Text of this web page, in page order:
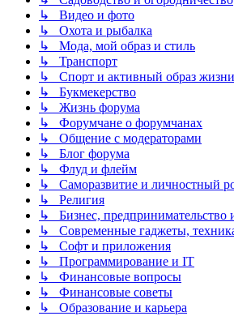
↳ Видео и фото
↳ Охота и рыбалка
↳ Мода, мой образ и стиль
↳ Транспорт
↳ Спорт и активный образ жизни
↳ Букмекерство
↳ Жизнь форума
↳ Форумчане о форумчанах
↳ Общение с модераторами
↳ Блог форума
↳ Флуд и флейм
↳ Саморазвитие и личностный
↳ Религия
↳ Бизнес, предпринимательство
↳ Современные гаджеты,
↳ Софт и приложения
↳ Программирование и IT
↳ Финансовые вопросы
↳ Финансовые советы
↳ Образование и карьера